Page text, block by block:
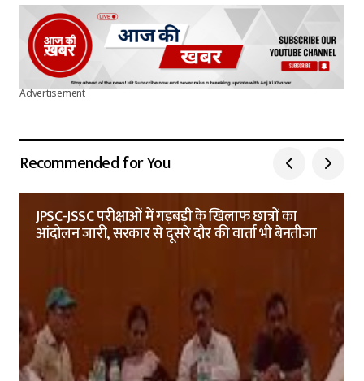
Advertisement
Recommended for You
JPSC-JSSC परीक्षाओं में गड़बड़ी के खिलाफ छात्रों का
आंदोलन जारी, सरकार से दूसरे दौर की वार्ता भी बेनतीजा